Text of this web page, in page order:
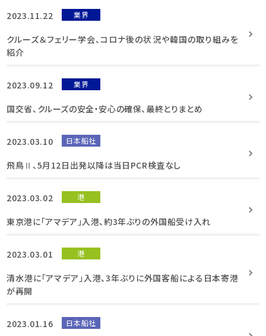
2023.11.22 業界
クルーズ＆フェリー学会、コロナ後の状況や韓国の取り組みを
紹介
2023.09.12 業界
国交省、クルーズの安全・安心の確保、最終とりまとめ
2023.03.10 日本船社
飛鳥Ⅱ、5月12日出発以降は当日PCR検査なし
2023.03.02 港
東京港に「アマデア」入港、約3年ぶりの外国船受け入れ
2023.03.01 港
清水港に「アマデア」入港、3年ぶりに外国客船による日本寄港
が再開
2023.01.16 日本船社